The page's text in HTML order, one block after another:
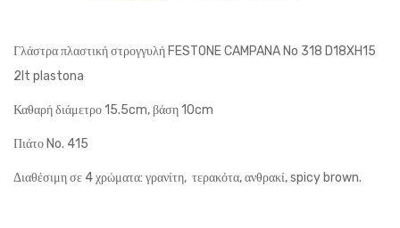
Γλάστρα πλαστική στρογγυλή FESTONE CAMPANA No 318 D18XH15
2lt plastona
Καθαρή διάμετρο 15.5cm, βάση 10cm
Πιάτο No. 415
Διαθέσιμη σε 4 χρώματα: γρανίτη, τερακότα, ανθρακί, spicy brown.